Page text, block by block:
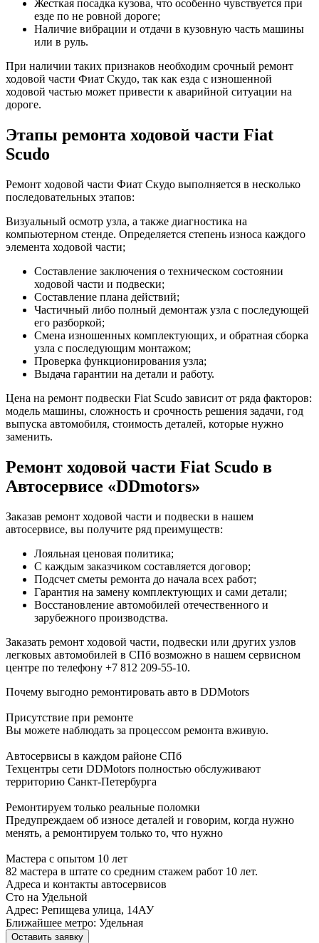
Жесткая посадка кузова, что особенно чувствуется при
езде по не ровной дороге;
Наличие вибрации и отдачи в кузовную часть машины
или в руль.
При наличии таких признаков необходим срочный ремонт
ходовой части Фиат Скудо, так как езда с изношенной
ходовой частью может привести к аварийной ситуации на
дороге.
Этапы ремонта ходовой части Fiat
Scudo
Ремонт ходовой части Фиат Скудо выполняется в несколько
последовательных этапов:
Визуальный осмотр узла, а также диагностика на
компьютерном стенде. Определяется степень износа каждого
элемента ходовой части;
Составление заключения о техническом состоянии
ходовой части и подвески;
Составление плана действий;
Частичный либо полный демонтаж узла с последующей
его разборкой;
Смена изношенных комплектующих, и обратная сборка
узла с последующим монтажом;
Проверка функционирования узла;
Выдача гарантии на детали и работу.
Цена на ремонт подвески Fiat Scudo зависит от ряда факторов:
модель машины, сложность и срочность решения задачи, год
выпуска автомобиля, стоимость деталей, которые нужно
заменить.
Ремонт ходовой части Fiat Scudo в
Автосервисе «DDmotors»
Заказав ремонт ходовой части и подвески в нашем
автосервисе, вы получите ряд преимуществ:
Лояльная ценовая политика;
С каждым заказчиком составляется договор;
Подсчет сметы ремонта до начала всех работ;
Гарантия на замену комплектующих и сами детали;
Восстановление автомобилей отечественного и
зарубежного производства.
Заказать ремонт ходовой части, подвески или других узлов
легковых автомобилей в СПб возможно в нашем сервисном
центре по телефону +7 812 209-55-10.
Почему выгодно ремонтировать авто в DDMotors
Присутствие при ремонте
Вы можете наблюдать за процессом ремонта вживую.
Автосервисы в каждом районе СПб
Техцентры сети DDMotors полностью обслуживают
территорию Санкт-Петербурга
Ремонтируем только реальные поломки
Предупреждаем об износе деталей и говорим, когда нужно
менять, а ремонтируем только то, что нужно
Мастера с опытом 10 лет
82 мастера в штате со средним стажем работ 10 лет.
Адреса и контакты автосервисов
Сто на Удельной
Адрес: Репищева улица, 14АУ
Ближайшее метро: Удельная
Оставить заявку